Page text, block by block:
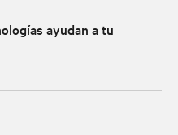
ayudan a tu